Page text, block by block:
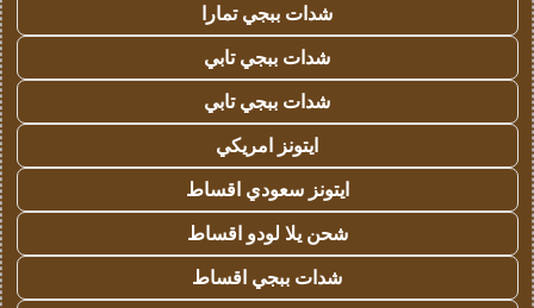
شدات ببجي تمارا
شدات ببجي تابي
شدات ببجي تابي
ايتونز امريكي
ايتونز سعودي اقساط
شحن يلا لودو اقساط
شدات ببجي اقساط